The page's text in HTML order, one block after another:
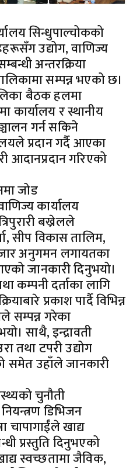
सिन्धुपाल्चोकको
उद्योग, वाणिज्य
अन्तरक्रिया
सम्पन्न भएको छ।
बैठक हलमा
कार्यालय र स्थानीय
गर्न सकिने
प्रदान गर्दै आएका
आदानप्रदान गरिएको
जोड
कार्यालय
बख्रेलले
सीप विकास तालिम,
अनुगमन लगायतका
जानकारी दिनुभयो।
कम्पनी दर्ताका लागि
प्रकाश पार्दै विभिन्न
सम्पन्न गरेका
साथै, इन्द्रावती
तथा टपरी उद्योग
समेत उहाँले जानकारी
चुनौती
डिभिजन
चापागाईंले खाद्य
प्रस्तुति दिनुभएको
स्वच्छतामा जैविक,